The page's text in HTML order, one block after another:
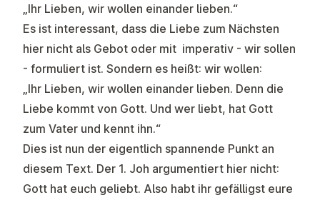
„Ihr Lieben, wir wollen einander lieben.“
Es ist interessant, dass die Liebe zum Nächsten
hier nicht als Gebot oder mit imperativ - wir sollen
- formuliert ist. Sondern es heißt: wir wollen:
„Ihr Lieben, wir wollen einander lieben. Denn die
Liebe kommt von Gott. Und wer liebt, hat Gott
zum Vater und kennt ihn.“
Dies ist nun der eigentlich spannende Punkt an
diesem Text. Der 1. Joh argumentiert hier nicht:
Gott hat euch geliebt. Also habt ihr gefälligst eure